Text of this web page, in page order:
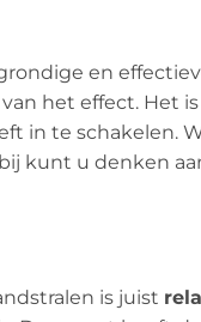
en
het effect. Het
in te schakelen.
kunt u denken
is juist